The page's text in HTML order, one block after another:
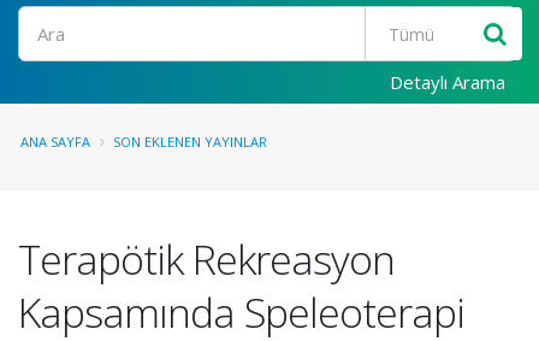
Ara
Detaylı Arama
ANA SAYFA SON EKLENEN YAYINLAR
Terapötik Rekreasyon
Kapsamında Speleoterapi